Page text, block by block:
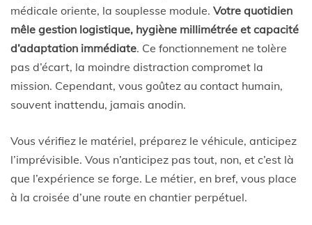
médicale oriente, la souplesse module. Votre quotidien
mêle gestion logistique, hygiène millimétrée et capacité
d’adaptation immédiate. Ce fonctionnement ne tolère
pas d’écart, la moindre distraction compromet la
mission. Cependant, vous goûtez au contact humain,
souvent inattendu, jamais anodin.
Vous vérifiez le matériel, préparez le véhicule, anticipez
l’imprévisible. Vous n’anticipez pas tout, non, et c’est là
que l’expérience se forge. Le métier, en bref, vous place
à la croisée d’une route en chantier perpétuel.